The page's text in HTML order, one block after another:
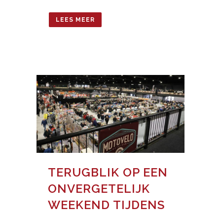
LEES MEER
TERUGBLIK OP EEN
ONVERGETELIJK
WEEKEND TIJDENS